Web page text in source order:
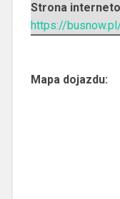
Strona
https://
Mapa dojazdu: